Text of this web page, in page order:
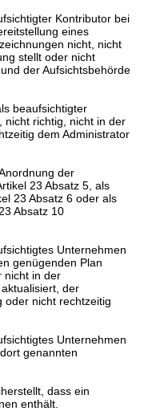
Kontributor bei
eines
nicht, nicht
stellt oder nicht
der Aufsichtsbehörde
beaufsichtigter
nicht richtig, nicht in der
dem Administrator
der
23 Absatz 5, als
23 Absatz 6 oder als
Absatz 10
Unternehmen
genügenden Plan
nicht in der
der
oder nicht rechtzeitig
Unternehmen
genannten
dass ein
enthält.